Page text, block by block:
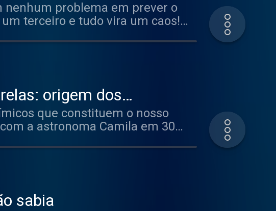
nenhum problema em prever o
terceiro e tudo vira um caos!
Camila.
origem dos
que constituem o nosso
a astronoma Camila em 30
sabia